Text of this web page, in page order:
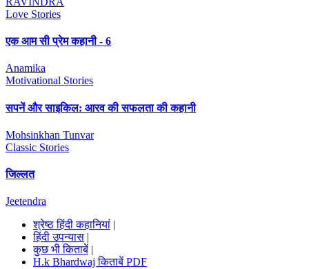
Love Stories
एक आम सी प्रेम कहानी - 6
Anamika
Motivational Stories
सपनें और साइकिल: आरव की सफलता की कहानी
Mohsinkhan Tunvar
Classic Stories
जिल्लत
Jeetendra
श्रेष्ठ हिंदी कहानियां |
हिंदी उपन्यास |
कुछ भी किताबें |
H.k Bhardwaj किताबें PDF